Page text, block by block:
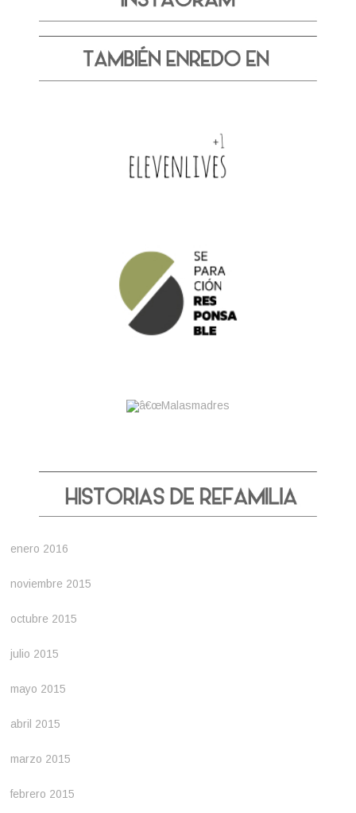
enero 2016
noviembre 2015
octubre 2015
julio 2015
mayo 2015
abril 2015
marzo 2015
febrero 2015